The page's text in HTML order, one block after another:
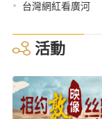
• 台灣網紅看廣河
活動